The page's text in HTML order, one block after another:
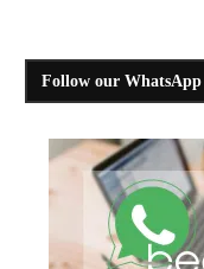
Follow our WhatsApp